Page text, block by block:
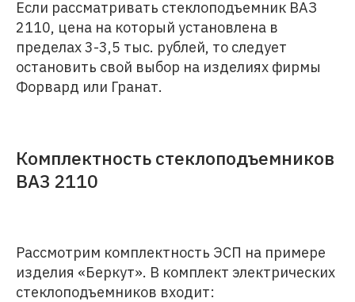
Если рассматривать стеклоподъемник ВАЗ
2110, цена на который установлена в
пределах 3-3,5 тыс. рублей, то следует
остановить свой выбор на изделиях фирмы
Форвард или Гранат.
Комплектность стеклоподъемников
ВАЗ 2110
Рассмотрим комплектность ЭСП на примере
изделия «Беркут». В комплект электрических
стеклоподъемников входит: